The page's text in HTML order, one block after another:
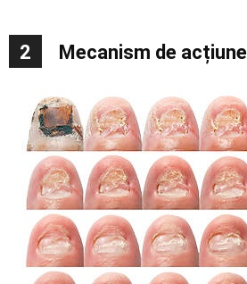
2 Mecanism de acțiune